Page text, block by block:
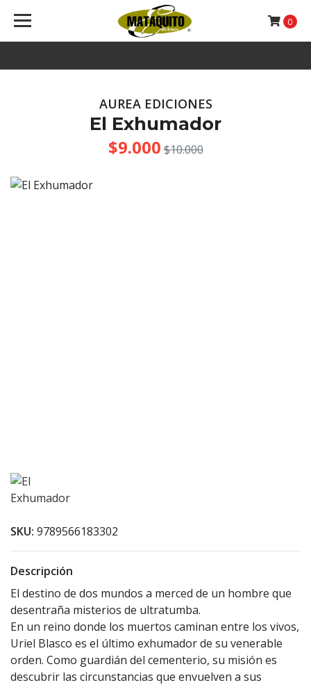
0
AUREA EDICIONES
El Exhumador
$9.000 $10.000
SKU: 9789566183302
Descripción
El destino de dos mundos a merced de un hombre que
desentraña misterios de ultratumba.
En un reino donde los muertos caminan entre los vivos,
Uriel Blasco es el último exhumador de su venerable
orden. Como guardián del cementerio, su misión es
descubrir las circunstancias que envuelven a sus